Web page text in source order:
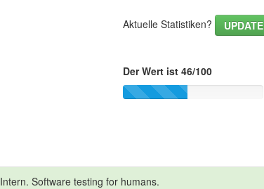
Aktuelle Statistiken? UPDATE
Der Wert ist 46/100
Intern. Software testing for humans.